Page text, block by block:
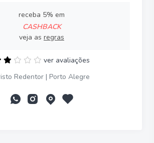
receba 5% em
CASHBACK
veja as regras
ver avaliações
Redentor | Porto Alegre